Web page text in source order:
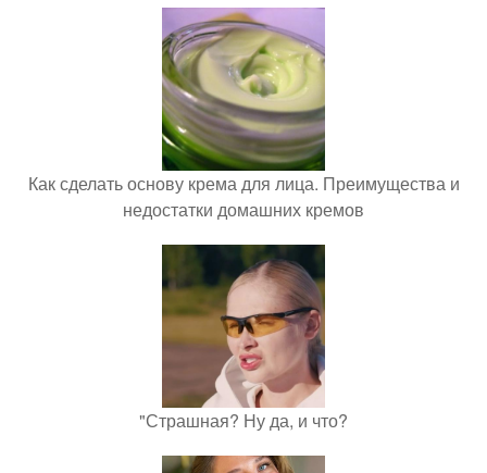
Как сделать основу крема для лица. Преимущества и
недостатки домашних кремов
"Страшная? Ну да, и что?